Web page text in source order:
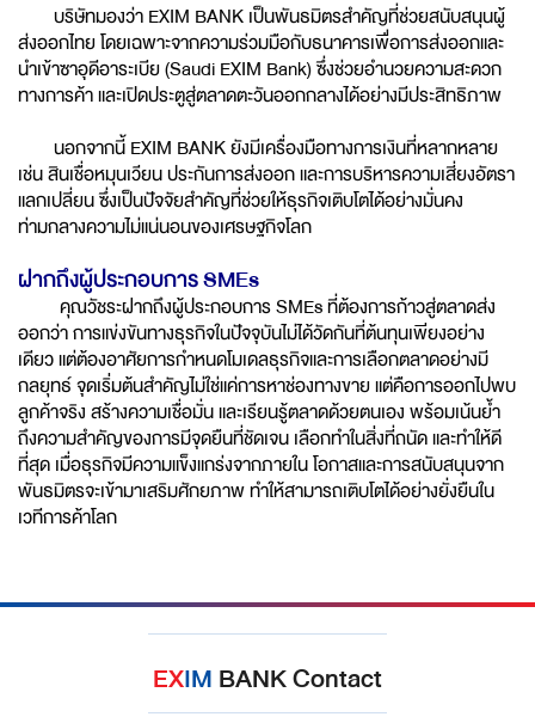
บริษัทมองว่า EXIM BANK เป็นพันธมิตรสำคัญที่ช่วยสนับสนุนผู้
ส่งออกไทย โดยเฉพาะจากความร่วมมือกับธนาคารเพื่อการส่งออกและ
นำเข้าซาอุดีอาระเบีย (Saudi EXIM Bank) ซึ่งช่วยอำนวยความสะดวก
ทางการค้า และเปิดประตูสู่ตลาดตะวันออกกลางได้อย่างมีประสิทธิภาพ
นอกจากนี้ EXIM BANK ยังมีเครื่องมือทางการเงินที่หลากหลาย
เช่น สินเชื่อหมุนเวียน ประกันการส่งออก และการบริหารความเสี่ยงอัตรา
แลกเปลี่ยน ซึ่งเป็นปัจจัยสำคัญที่ช่วยให้ธุรกิจเติบโตได้อย่างมั่นคง
ท่ามกลางความไม่แน่นอนของเศรษฐกิจโลก
ฝากถึงผู้ประกอบการ SMEs
คุณวัชระฝากถึงผู้ประกอบการ SMEs ที่ต้องการก้าวสู่ตลาดส่ง
ออกว่า การแข่งขันทางธุรกิจในปัจจุบันไม่ได้วัดกันที่ต้นทุนเพียงอย่าง
เดียว แต่ต้องอาศัยการกำหนดโมเดลธุรกิจและการเลือกตลาดอย่างมี
กลยุทธ์ จุดเริ่มต้นสำคัญไม่ใช่แค่การหาช่องทางขาย แต่คือการออกไปพบ
ลูกค้าจริง สร้างความเชื่อมั่น และเรียนรู้ตลาดด้วยตนเอง พร้อมเน้นย้ำ
ถึงความสำคัญของการมีจุดยืนที่ชัดเจน เลือกทำในสิ่งที่ถนัด และทำให้ดี
ที่สุด เมื่อธุรกิจมีความแข็งแกร่งจากภายใน โอกาสและการสนับสนุนจาก
พันธมิตรจะเข้ามาเสริมศักยภาพ ทำให้สามารถเติบโตได้อย่างยั่งยืนใน
เวทีการค้าโลก
EXIMBANK Contact